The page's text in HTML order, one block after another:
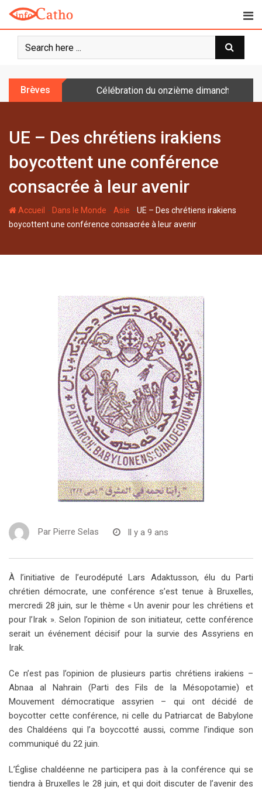
o
Brèves Célébration du onzième dimanche
UE – Des chrétiens irakiens
boycottent une conférence
consacrée à leur avenir
Accueil - Dans le Monde -Asie -UE – Des chrétiens irakiens
boycottent une conférence consacrée à leur avenir
Par Pierre Selas Il y a 9 ans
À l’initiative de l’eurodéputé Lars Adaktusson, élu du Parti
chrétien démocrate, une conférence s’est tenue à Bruxelles,
mercredi 28 juin, sur le thème « Un avenir pour les chrétiens et
pour l’Irak ». Selon l’opinion de son initiateur, cette conférence
serait un événement décisif pour la survie des Assyriens en
Irak.
Ce n’est pas l’opinion de plusieurs partis chrétiens irakiens –
Abnaa al Nahrain (Parti des Fils de la Mésopotamie) et
Mouvement démocratique assyrien – qui ont décidé de
boycotter cette conférence, ni celle du Patriarcat de Babylone
des Chaldéens qui l’a boyccotté aussi, comme l’indique son
communiqué du 22 juin.
L’Église chaldéenne ne participera pas à la conférence qui se
tiendra à Bruxelles le 28 juin, et qui doit discuter de l’avenir des